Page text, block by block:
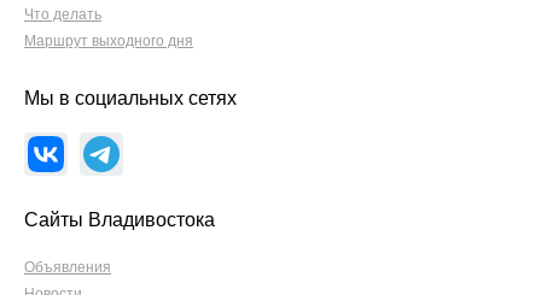
Что делать
Маршрут выходного дня
Мы в социальных сетях
Сайты Владивостока
Объявления